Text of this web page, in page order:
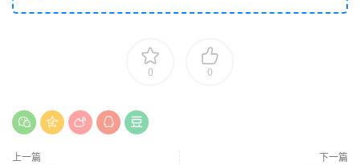
0 0
上一篇 下一篇